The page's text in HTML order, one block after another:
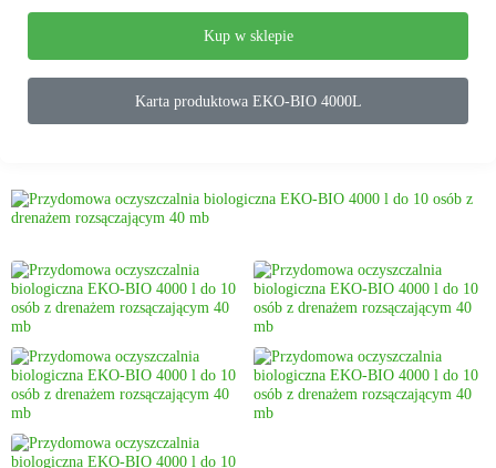
Kup w sklepie
Karta produktowa EKO-BIO 4000L